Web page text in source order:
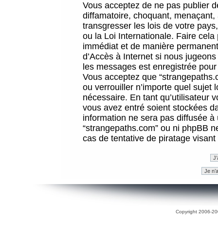
Vous acceptez de ne pas publier
diffamatoire, choquant,
transgresser les lois de votre
ou la Loi Internationale. Faire
immédiat et de manière
d’Accès à Internet si nous
les messages est enregistrée
Vous acceptez que
ou verrouiller n’importe quel sujet
nécessaire. En tant qu’utilisateur
vous avez entré soient stockées
information ne sera pas diffusée
“strangepaths.com” ou ni phpBB
cas de tentative de piratage
Copyright 2006-